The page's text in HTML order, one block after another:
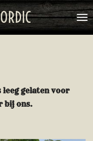
leeg gelaten voor
bij ons.